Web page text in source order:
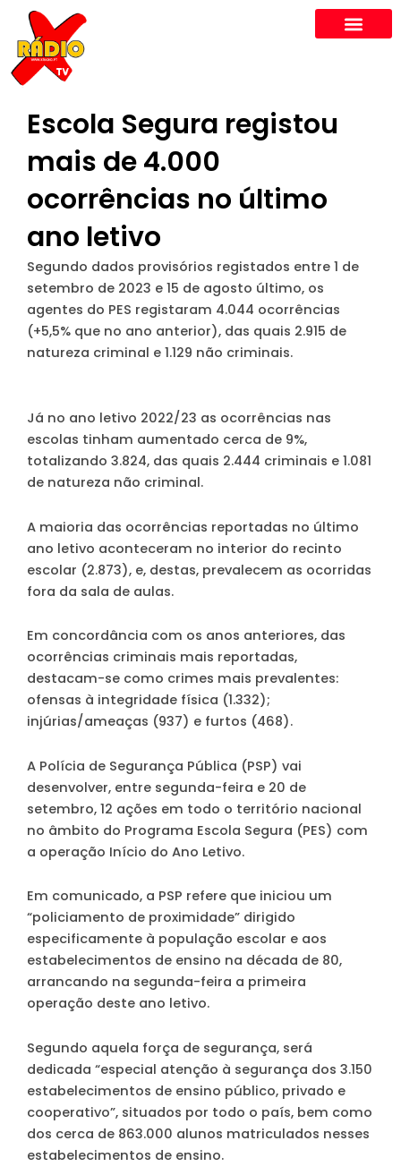
content
Escola Segura registou
mais de 4.000
ocorrências no último
ano letivo
Segundo dados provisórios registados entre 1 de
setembro de 2023 e 15 de agosto último, os
agentes do PES registaram 4.044 ocorrências
(+5,5% que no ano anterior), das quais 2.915 de
natureza criminal e 1.129 não criminais.
Já no ano letivo 2022/23 as ocorrências nas
escolas tinham aumentado cerca de 9%,
totalizando 3.824, das quais 2.444 criminais e 1.081
de natureza não criminal.
A maioria das ocorrências reportadas no último
ano letivo aconteceram no interior do recinto
escolar (2.873), e, destas, prevalecem as ocorridas
fora da sala de aulas.
Em concordância com os anos anteriores, das
ocorrências criminais mais reportadas,
destacam-se como crimes mais prevalentes:
ofensas à integridade física (1.332);
injúrias/ameaças (937) e furtos (468).
A Polícia de Segurança Pública (PSP) vai
desenvolver, entre segunda-feira e 20 de
setembro, 12 ações em todo o território nacional
no âmbito do Programa Escola Segura (PES) com
a operação Início do Ano Letivo.
Em comunicado, a PSP refere que iniciou um
“policiamento de proximidade” dirigido
especificamente à população escolar e aos
estabelecimentos de ensino na década de 80,
arrancando na segunda-feira a primeira
operação deste ano letivo.
Segundo aquela força de segurança, será
dedicada “especial atenção à segurança dos 3.150
estabelecimentos de ensino público, privado e
cooperativo”, situados por todo o país, bem como
dos cerca de 863.000 alunos matriculados nesses
estabelecimentos de ensino.